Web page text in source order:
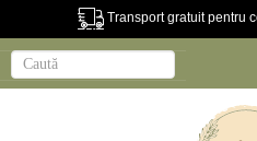
Transport gratuit pentru